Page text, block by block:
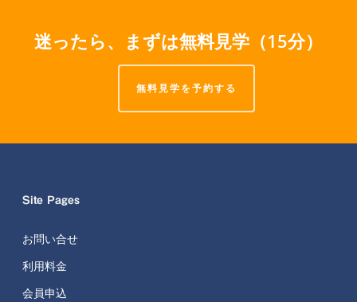
迷ったら、まずは無料見学（15分）
無料見学を予約する
Site Pages
お問い合せ
利用料金
会員申込